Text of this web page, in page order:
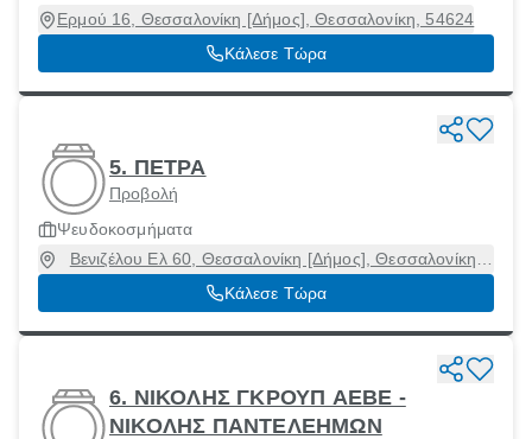
Ερμού 16, Θεσσαλονίκη [Δήμος], Θεσσαλονίκη, 54624
Κάλεσε Τώρα
5. ΠΕΤΡΑ
Προβολή
Ψευδοκοσμήματα
Βενιζέλου Ελ 60, Θεσσαλονίκη [Δήμος], Θεσσαλονίκη,
54631
Κάλεσε Τώρα
6. ΝΙΚΟΛΗΣ ΓΚΡΟΥΠ ΑΕΒΕ -
ΝΙΚΟΛΗΣ ΠΑΝΤΕΛΕΗΜΩΝ